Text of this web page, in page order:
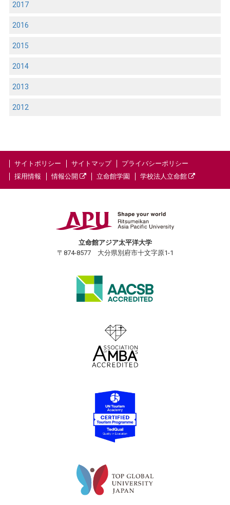
2017
2016
2015
2014
2013
2012
サイトポリシー サイトマップ
プライバシーポリシー
採用情報
情報公開 立命館学園 学校法人立命館
立命館アジア太平洋大学
〒874-8577 大分県別府市十文字原1-1